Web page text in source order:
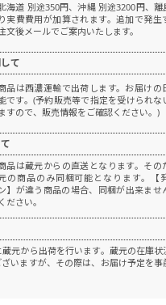
海道 別途350円、沖縄 別途3200円、離
り実費費用が加算されます。 追加で発生
文後メールでご案内いたします。
て
品は西濃運輸で出荷します。 お届けの
です。(予約販売等で指定を受けられな
ますので、販売情報をご確認ください。)
品は蔵元からの直送となります。 その
の商品のみ同梱可能となります。
ン】が違う商品の場合、同梱が出来ませ
ください。
元から出荷を行います。 蔵元の在庫状
いますが、その際は、お届け予定を事